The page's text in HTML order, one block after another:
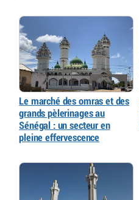
Le marché des omras et des
grands pèlerinages au
Sénégal : un secteur en
pleine effervescence